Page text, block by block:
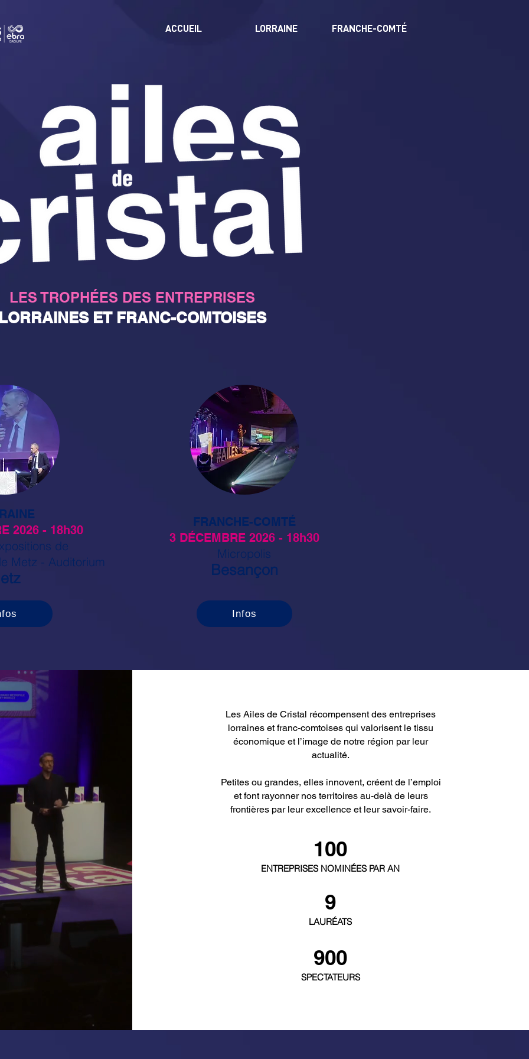
ACCUEIL LORRAINE FRANCHE-COMTÉ
LES TROPHÉES DES ENTREPRISES
ET FRANC-COMTOISES
2026 - 18h30
de
Metz - Auditorium
FRANCHE-COMTÉ
3 DÉCEMBRE 2026 - 18h30
Micropolis
Besançon
Infos
Les Ailes de Cristal récompensent des entreprises
lorraines et franc-comtoises qui valorisent le tissu
économique et l’image de notre région par leur
actualité.
Petites ou grandes, elles innovent, créent de l’emploi
et font rayonner nos territoires au-delà de leurs
frontières par leur excellence et leur savoir-faire.
100
ENTREPRISES NOMINÉES PAR AN
9
LAURÉATS
900
SPECTATEURS